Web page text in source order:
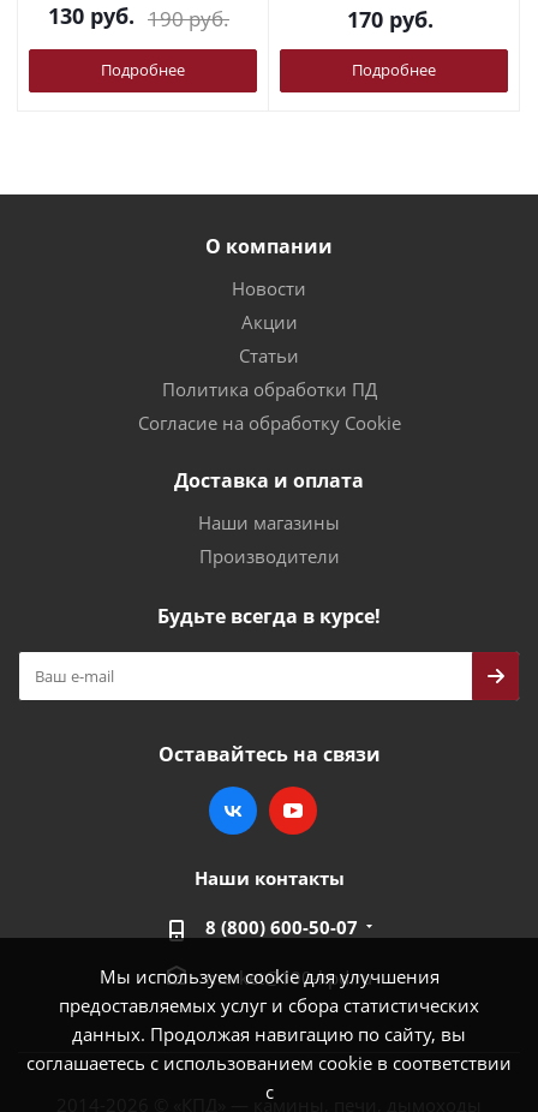
Мы используем cookie для улучшения
предоставляемых услуг и сбора статистических
данных. Продолжая навигацию по сайту, вы
соглашаетесь с использованием cookie в соответствии
с
130 руб. 190руб.
Подробнее
170руб.
Подробнее
О компании
Новости
Акции
Статьи
Политика обработки ПД
Согласие на обработку Cookie
Доставка и оплата
Наши магазины
Производители
Будьте всегда в курсе!
Оставайтесь на связи
Наши контакты
8 (800) 600-50-07
market@100-kpd.ru
2014-2026 © «КПД» — камины, печи, дымоходы